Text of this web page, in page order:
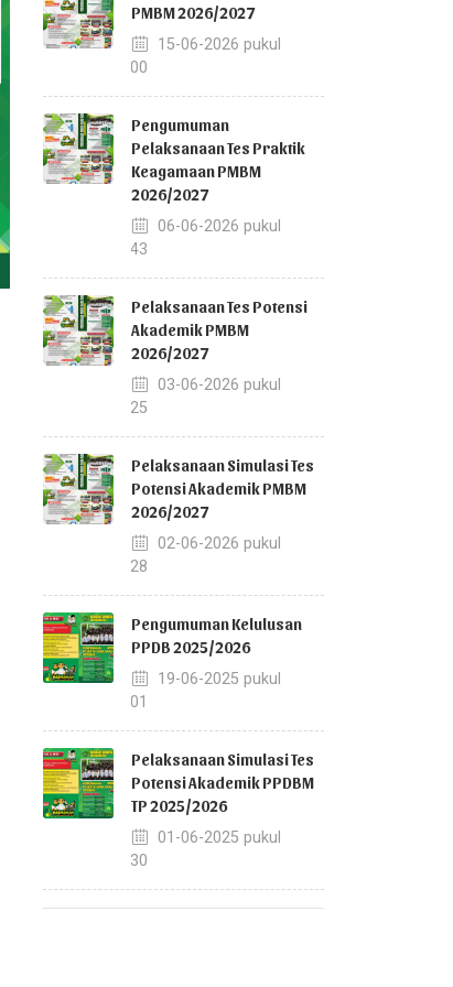
PMBM 2026/2027
15-06-2026 pukul
12:00
Pengumuman
Pelaksanaan Tes Praktik
Keagamaan PMBM
2026/2027
06-06-2026 pukul
08:43
Pelaksanaan Tes Potensi
Akademik PMBM
2026/2027
03-06-2026 pukul
14:25
Pelaksanaan Simulasi Tes
Potensi Akademik PMBM
2026/2027
02-06-2026 pukul
08:28
Pengumuman Kelulusan
PPDB 2025/2026
19-06-2025 pukul
13:01
Pelaksanaan Simulasi Tes
Potensi Akademik PPDBM
TP 2025/2026
01-06-2025 pukul
11:30